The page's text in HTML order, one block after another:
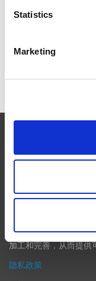
Statistics
Marketing
ICAM 25
在航空航天、汽车、
产品性能等级的精致
精度。事实上，我们
工解决方案系列可以
加工和完善，从而提供
隐私政策